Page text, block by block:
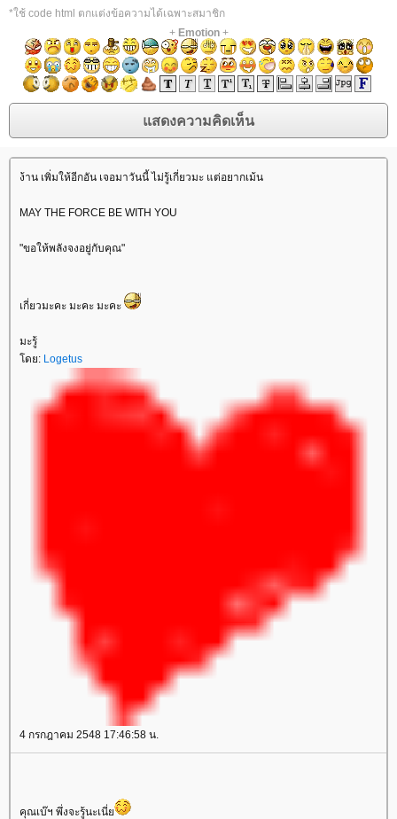
*ใช้ code html ตกแต่งข้อความได้เฉพาะสมาชิก
+ Emotion+
ง้าน เพิ่มให้อีกอัน เจอมาวันนี้ ไม่รู้เกี่ยวมะ แต่อยากเม้น
MAY THE FORCE BE WITH YOU
"ขอให้พลังจงอยู่กับคุณ"
เกี่ยวมะคะ มะคะ มะคะ
มะรู้
ดย: Logetus
4 กรกฎาคม 2548 17:46:58 น.
คุณเบ๊ฯ พึ่งจะรู้นะเนี่